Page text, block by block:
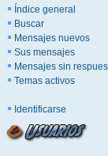
Índice general
Buscar
Mensajes nuevos
Sus mensajes
Mensajes sin
Temas activos
Identificarse